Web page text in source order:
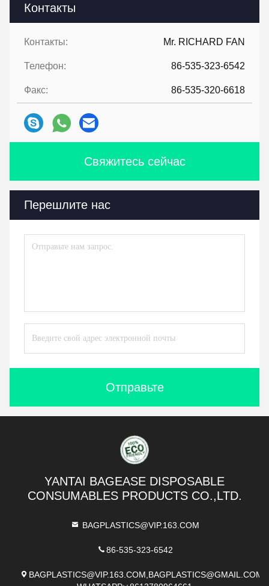
Контакты
Контакты: Mr. RICHARD FAN
Телефон: 86-535-323-6542
Факс: 86-535-320-6618
Свяжитесь сейчас
Перешлите нас
Отправьте
YANTAI BAGEASE DISPOSABLE
CONSUMABLES PRODUCTS CO.,LTD.
BAGPLASTICS@VIP.163.COM
86-535-323-6542
BAGPLASTICS@VIP.163.COM,BAGPLASTICS@GMAIL.COM